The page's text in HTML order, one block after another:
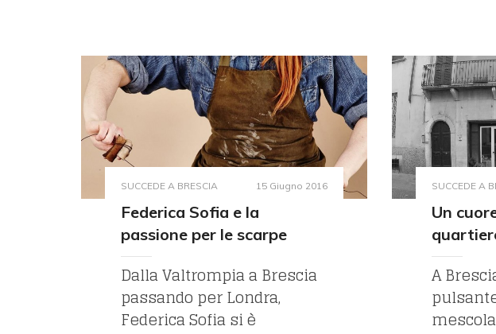
SUCCEDE A BRESCIA 15 Giugno 2016
Federica Sofia e la
passione per le scarpe
Dalla Valtrompia a Brescia
passando per Londra,
Federica Sofia si è
SUCCEDE A
Un
A